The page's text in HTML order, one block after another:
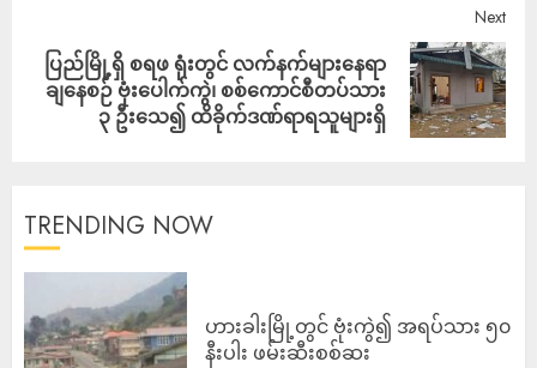
Next
ပြည်မြို့ရှိ စရဖ ရုံးတွင် လက်နက်များနေရာ
ချနေစဉ် ဗုံးပေါက်ကွဲ၊ စစ်ကောင်စီတပ်သား
၃ ဦးသေ၍ ထိခိုက်ဒဏ်ရာရသူများရှိ
TRENDING NOW
ဟားခါးမြို့တွင် ဗုံးကွဲ၍ အရပ်သား ၅၀
နီးပါး ဖမ်းဆီးစစ်ဆး